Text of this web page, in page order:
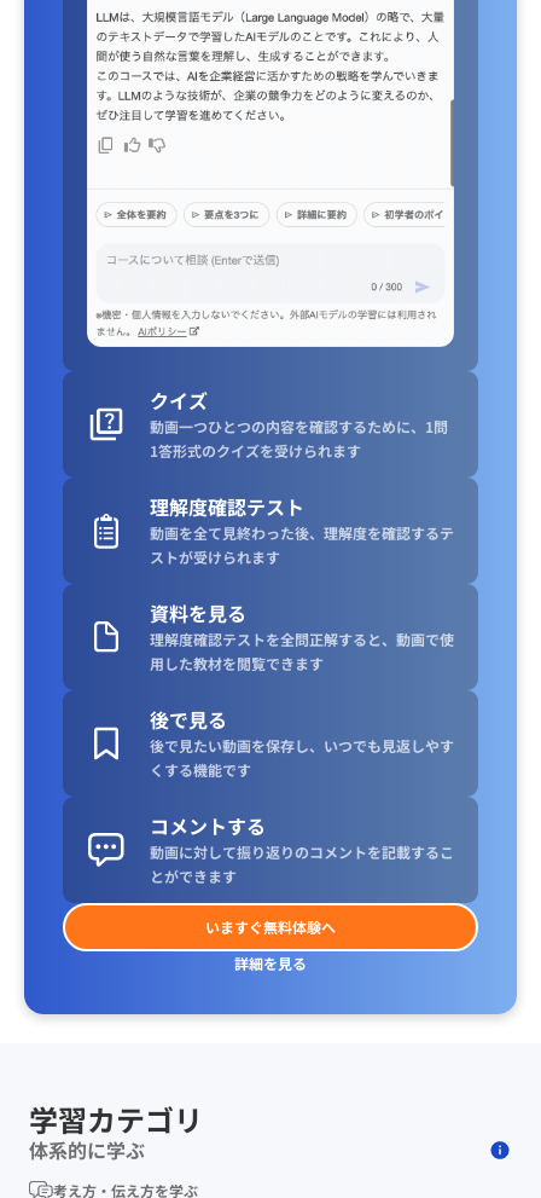
クイズ
動画一つひとつの内容を確認するために、1問
1答形式のクイズを受けられます
理解度確認テスト
動画を全て見終わった後、理解度を確認するテ
ストが受けられます
資料を見る
理解度確認テストを全問正解すると、動画で使
用した教材を閲覧できます
後で見る
後で見たい動画を保存し、いつでも見返しやす
くする機能です
コメントする
動画に対して振り返りのコメントを記載するこ
とができます
いますぐ無料体験へ
詳細を見る
学習カテゴリ
体系的に学ぶ
考え方・伝え方を学ぶ